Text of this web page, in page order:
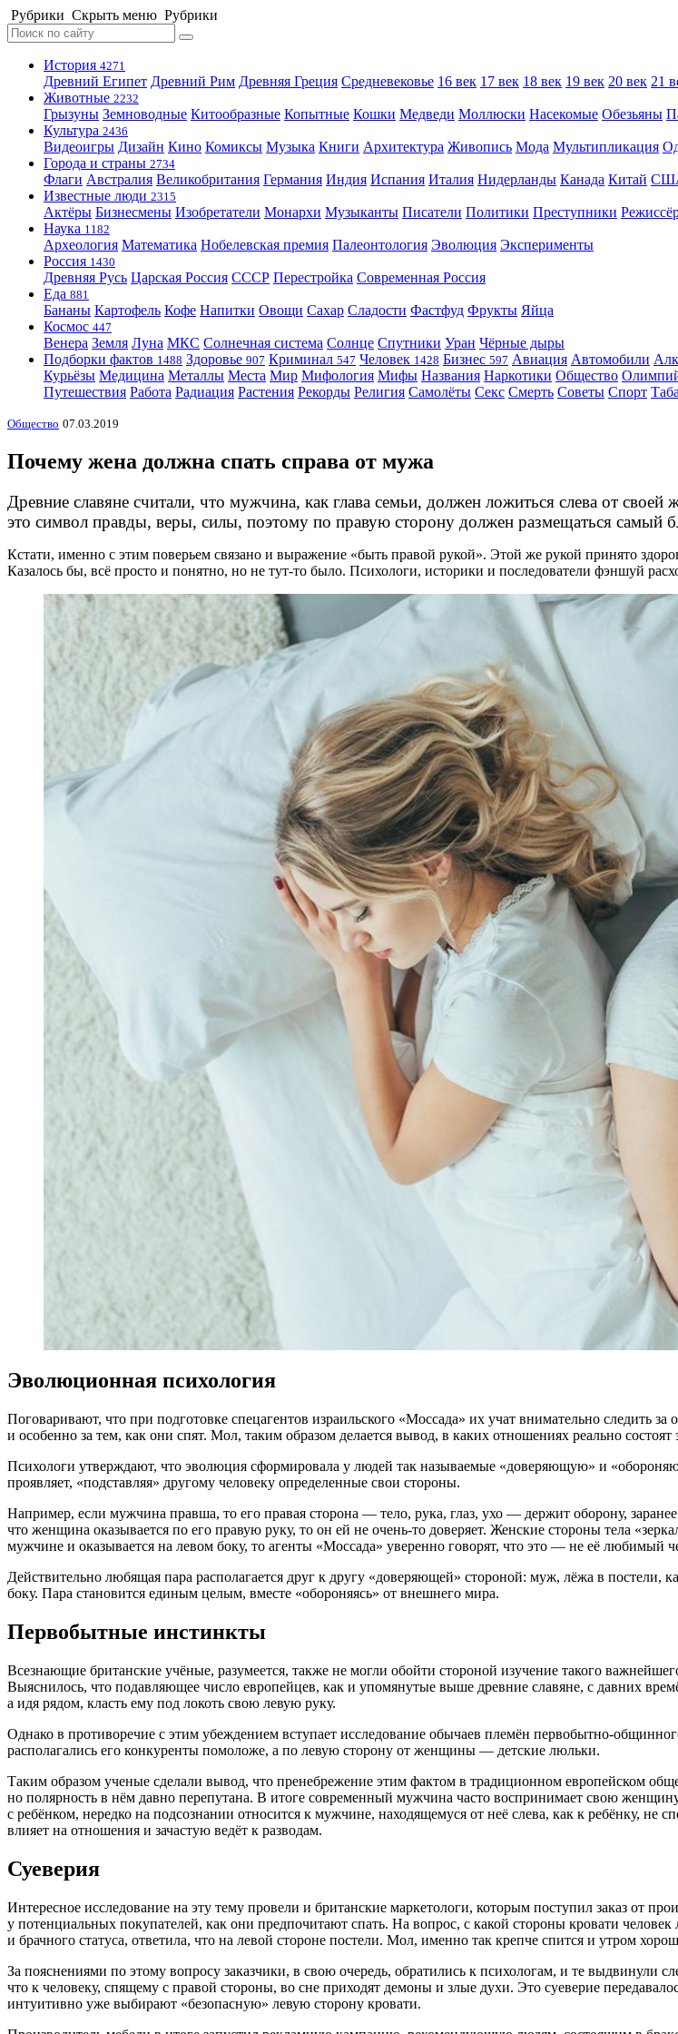
Рубрики Скрыть меню Рубрики
История 4271
Древний Египет Древний Рим Древняя Греция Средневековье 16 век 17 век 18 век 19 век 20 век 21
Животные 2232
Грызуны Земноводные Китообразные Копытные Кошки Медведи Моллюски Насекомые Обезьяны
Культура 2436
Видеоигры Дизайн Кино Комиксы Музыка Книги Архитектура Живопись Мода Мультипликация
Города и страны 2734
Флаги Австралия Великобритания Германия Индия Испания Италия Нидерланды Канада Китай
Известные люди 2315
Актёры Бизнесмены Изобретатели Монархи Музыканты Писатели Политики Преступники
Наука 1182
Археология Математика Нобелевская премия Палеонтология Эволюция Эксперименты
Россия 1430
Древняя Русь Царская Россия СССР Перестройка Современная Россия
Еда 881
Бананы Картофель Кофе Напитки Овощи Сахар Сладости Фастфуд Фрукты Яйца
Космос 447
Венера Земля Луна МКС Солнечная система Солнце Спутники Уран Чёрные дыры
Подборки фактов 1488 Здоровье 907 Криминал 547 Человек 1428 Бизнес 597 Авиация Автомобили
Курьёзы Медицина Металлы Места Мир Мифология Мифы Названия Наркотики Общество
Путешествия Работа Радиация Растения Рекорды Религия Самолёты Секс Смерть Советы Спорт
Общество 07.03.2019
Почему жена должна спать справа от мужа
Древние славяне считали, что мужчина, как глава семьи, должен ложиться слева от
это символ правды, веры, силы, поэтому по правую сторону должен размещаться самый
Кстати, именно с этим поверьем связано и выражение «быть правой рукой». Этой же рукой принято
Казалось бы, всё просто и понятно, но не тут-то было. Психологи, историки и последователи фэншуй
Эволюционная психология
Поговаривают, что при подготовке спецагентов израильского «Моссада» их учат внимательно следить
и особенно за тем, как они спят. Мол, таким образом делается вывод, в каких отношениях реально состоят
Психологи утверждают, что эволюция сформировала у людей так называемые «доверяющую» и
проявляет, «подставляя» другому человеку определенные свои стороны.
Например, если мужчина правша, то его правая сторона — тело, рука, глаз, ухо — держит оборону,
что женщина оказывается по его правую руку, то он ей не очень-то доверяет. Женские стороны тела
мужчине и оказывается на левом боку, то агенты «Моссада» уверенно говорят, что это — не её любимый
Действительно любящая пара располагается друг к другу «доверяющей» стороной: муж, лёжа в постели,
боку. Пара становится единым целым, вместе «обороняясь» от внешнего мира.
Первобытные инстинкты
Всезнающие британские учёные, разумеется, также не могли обойти стороной изучение такого
Выяснилось, что подавляющее число европейцев, как и упомянутые выше древние славяне, с давних
а идя рядом, класть ему под локоть свою левую руку.
Однако в противоречие с этим убеждением вступает исследование обычаев племён первобытно-
располагались его конкуренты помоложе, а по левую сторону от женщины — детские люльки.
Таким образом ученые сделали вывод, что пренебрежение этим фактом в традиционном европейском
но полярность в нём давно перепутана. В итоге современный мужчина часто воспринимает свою
с ребёнком, нередко на подсознании относится к мужчине, находящемуся от неё слева, как к ребёнку, не
влияет на отношения и зачастую ведёт к разводам.
Суеверия
Интересное исследование на эту тему провели и британские маркетологи, которым поступил заказ от
у потенциальных покупателей, как они предпочитают спать. На вопрос, с какой стороны кровати
и брачного статуса, ответила, что на левой стороне постели. Мол, именно так крепче спится и утром
За пояснениями по этому вопросу заказчики, в свою очередь, обратились к психологам, и те выдвинули
что к человеку, спящему с правой стороны, во сне приходят демоны и злые духи. Это суеверие
интуитивно уже выбирают «безопасную» левую сторону кровати.